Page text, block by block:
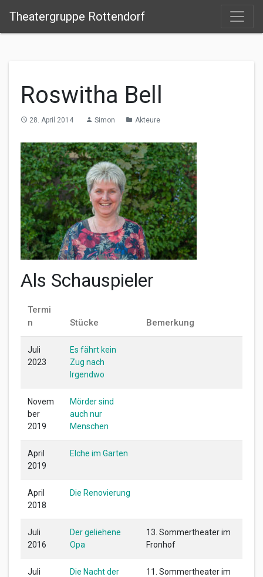
Theatergruppe Rottendorf
Roswitha Bell
access_time 28. April 2014 person Simon folder Akteure
Als Schauspieler
Termi
n
Stücke Bemerkung
Juli
2023
Es fährt kein
Zug nach
Irgendwo
Novem
ber
2019
Mörder sind
auch nur
Menschen
April
2019
Elche im Garten
April
2018
Die Renovierung
Juli
2016
Der geliehene
Opa
13. Sommertheater im
Fronhof
Juli
Die Nacht der
11. Sommertheater im